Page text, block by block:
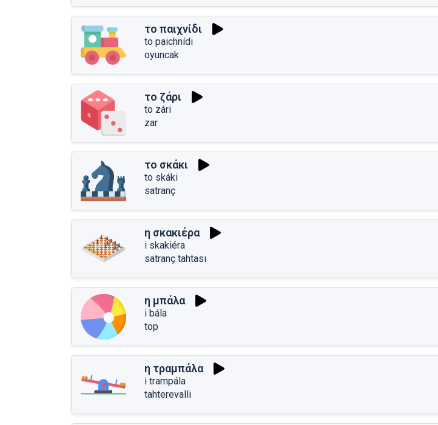
το παιχνίδι
to paichnídi
oyuncak
το ζάρι
to zári
zar
το σκάκι
to skáki
satranç
η σκακιέρα
i skakiéra
satranç tahtası
η μπάλα
i bála
top
η τραμπάλα
i trampála
tahterevalli